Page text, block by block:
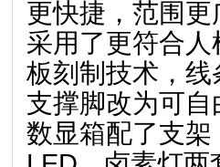
更快捷，范围更
采用了更符合
板刻制技术，
支撑脚改为可
数显箱配了支